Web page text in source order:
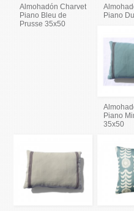
Almohadón Charvet
Piano Bleu de
Prusse 35x50
Piano
Piano
35x50